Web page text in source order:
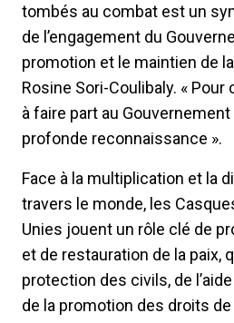
tombés au combat est un
de l’engagement du
promotion et le maintien de
Rosine Sori-Coulibaly. «
à faire part au
profonde reconnaissance ».
Face à la multiplication et la
travers le monde, les
Unies jouent un rôle clé de
et de restauration de la paix,
protection des civils, de
de la promotion des droits de